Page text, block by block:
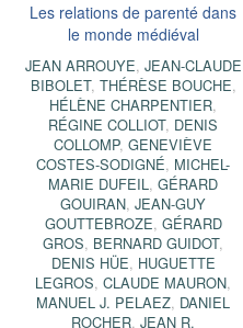
Les relations de parenté dans
le monde médiéval
JEAN ARROUYE, JEAN-CLAUDE
BIBOLET, THÉRÈSE BOUCHE,
HÉLÈNE CHARPENTIER,
RÉGINE COLLIOT, DENIS
COLLOMP,GENEVIÈVE
COSTES-SODIGNÉ, MICHEL-
MARIE DUFEIL,GÉRARD
GOUIRAN,JEAN-GUY
GOUTTEBROZE, GÉRARD
GROS, BERNARD GUIDOT,
DENIS HÜE, HUGUETTE
LEGROS,CLAUDE MAURON,
MANUEL J. PELAEZ, DANIEL
ROCHER,JEAN R.